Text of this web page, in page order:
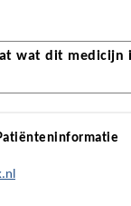
wat dit